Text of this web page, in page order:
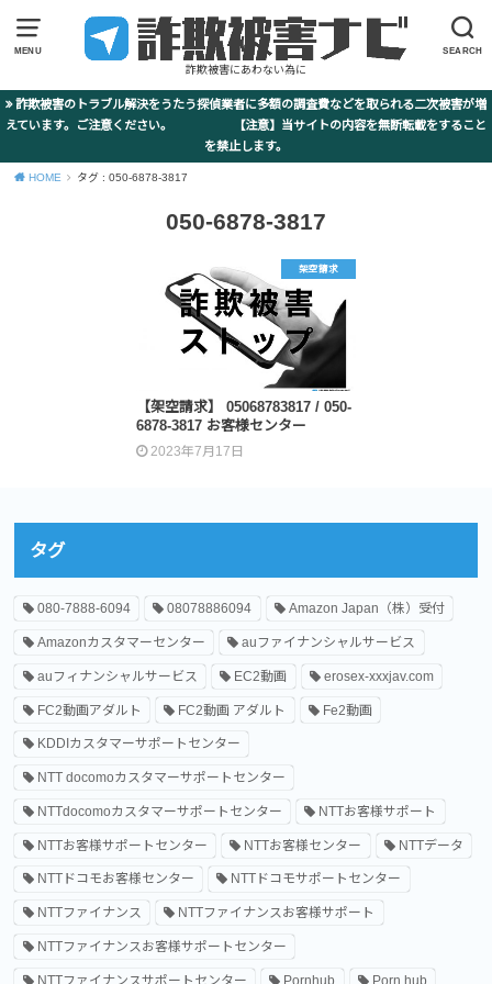
MENU SEARCH
詐欺被害にあわない為に
詐欺被害のトラブル解決をうたう探偵業者に多額の調査費などを取られる二次被害が増
えています。ご注意ください。 【注意】当サイトの内容を無断転載をすること
を禁止します。
HOME タグ : 050-6878-3817
050-6878-3817
架空請求
【架空請求】 05068783817 / 050-
6878-3817 お客様センター
2023年7月17日
タグ
080-7888-6094 08078886094 Amazon Japan（株）受付
Amazonカスタマーセンター auファイナンシャルサービス
auフィナンシャルサービス EC2動画 erosex-xxxjav.com
FC2動画アダルト FC2動画 アダルト Fe2動画
KDDIカスタマーサポートセンター
NTT docomoカスタマーサポートセンター
NTTdocomoカスタマーサポートセンター NTTお客様サポート
NTTお客様サポートセンター NTTお客様センター NTTデータ
NTTドコモお客様センター NTTドコモサポートセンター
NTTファイナンス NTTファイナンスお客様サポート
NTTファイナンスお客様サポートセンター
NTTファイナンスサポートセンター Pornhub Porn hub